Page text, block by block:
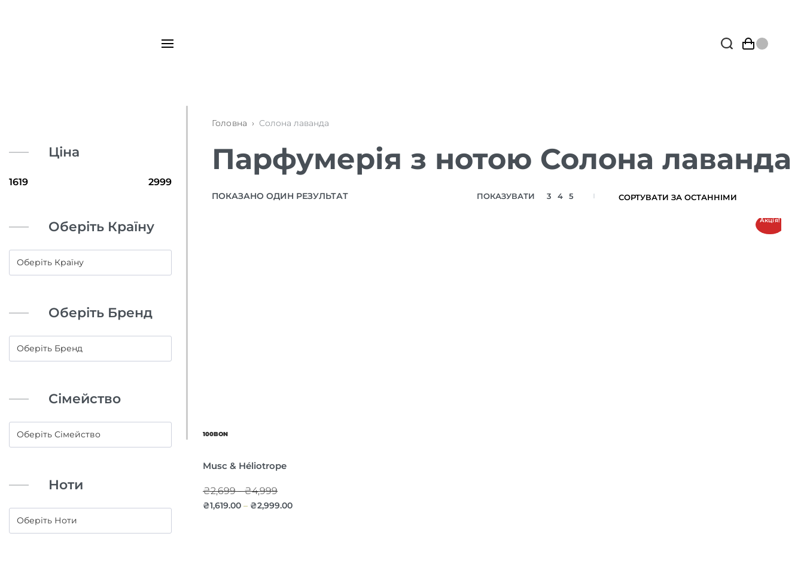
Ціна
Оберіть Країну
Оберіть Бренд
Сімейство
Ноти
Головна › Солона лаванда
Парфумерія з нотою Солона лаванда
ПОКАЗАНО ОДИН РЕЗУЛЬТАТ ПОКАЗУВАТИ 3 4 5
Акція!
100BON
Musc & Héliotrope
₴2,699 - ₴4,999
₴1,619.00 – ₴2,999.00